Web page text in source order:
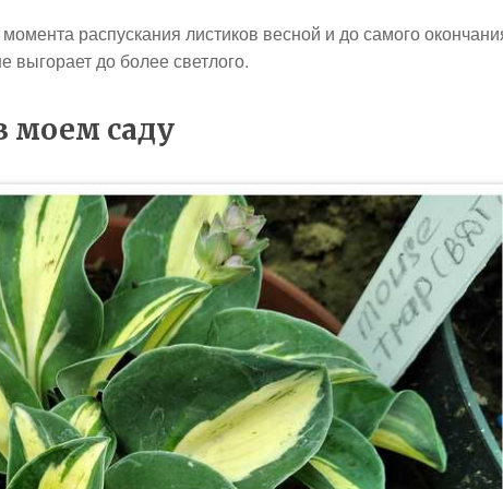
распускания листиков весной и до самого
выгорает до более светлого.
моем саду